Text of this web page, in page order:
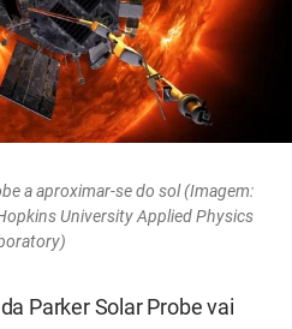
a aproximar-se do sol (Imagem:
University Applied Physics
Parker Solar Probe vai